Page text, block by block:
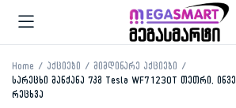
Home აქციები
მიმდინარე აქციები
სარეცხი მანქანა 7კგ Tesla WF71230T თეთრი,
რეცხვა